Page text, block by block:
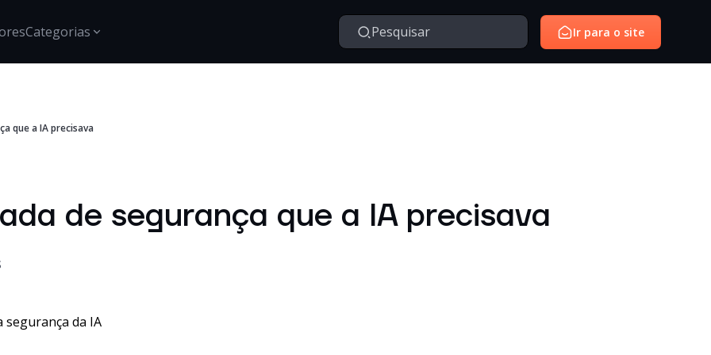
Categorias
Segurança
inovação e transformação digital no mercado
corporativo.
ambientes corporativos.
Ir para o site
que a IA precisava
de segurança que a IA precisava